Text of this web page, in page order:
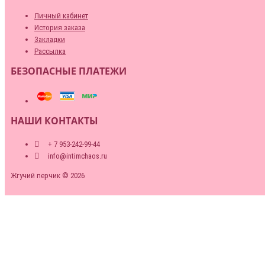
Личный кабинет
История заказа
Закладки
Рассылка
БЕЗОПАСНЫЕ ПЛАТЕЖИ
НАШИ КОНТАКТЫ
+ 7 953-242-99-44
info@intimchaos.ru
Жгучий перчик © 2026